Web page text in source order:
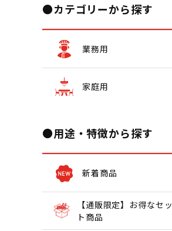
●カテゴリーから探す
業務用
家庭用
●用途・特徴から探す
新着商品
【通販限定】お得なセッ
ト商品